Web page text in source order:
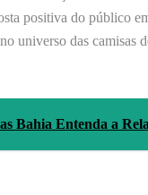
positiva do público
no universo das camisas
Bahia Entenda a